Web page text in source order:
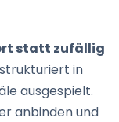
statt zufällig
in
ausgespielt.
anbinden und